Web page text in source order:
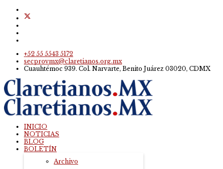
+52 55 5543 5172
secprovmx@claretianos.org.mx
Cuauhtémoc 939. Col. Narvarte, Benito Juárez 03020, CDMX
INICIO
NOTICIAS
BLOG
BOLETÍN
Archivo